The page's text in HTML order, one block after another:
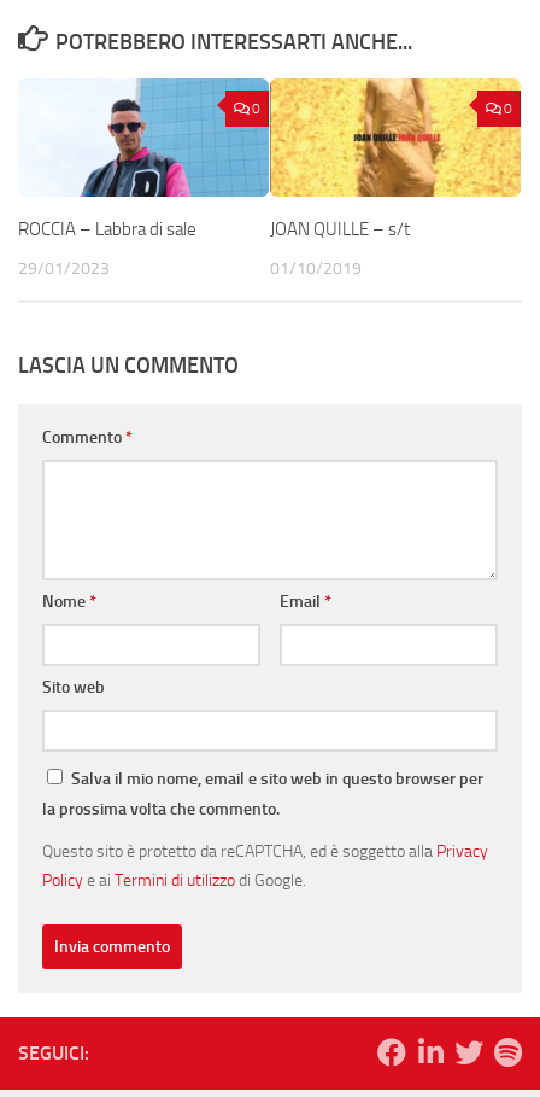
POTREBBERO INTERESSARTI ANCHE...
0
ROCCIA – Labbra di sale
29/01/2023
0
JOAN QUILLE – s/t
01/10/2019
LASCIA UN COMMENTO
Commento*
Nome* Email *
Sito web
Salva il mio nome, email e sito web in questo browser per
la prossima volta che commento.
Questo sito è protetto da reCAPTCHA, ed è soggetto alla Privacy
Policye ai Termini di utilizzodi Google.
SEGUICI: